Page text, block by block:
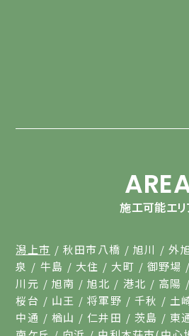
施工可能エリ
潟上市 秋田市八橋 旭川 外
泉
牛島 大住 大町 御野場
川元
旭南 旭北 港北 高陽
桜台
山王 将軍野 千秋 土
中通
楢山 仁井田 茨島 東